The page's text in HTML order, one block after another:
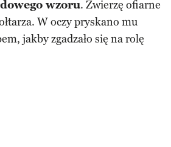
wzoru. Zwierzę ofiarne
W oczy pryskano mu
jakby zgadzało się na rolę